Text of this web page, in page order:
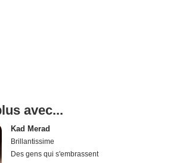
avec...
Kad Merad
Brillantissime
Des gens qui s'embrassent